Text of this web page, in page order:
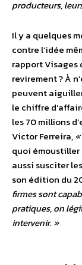
producteurs,
Il y a quelques
contre l’idée
rapport Visages
revirement ? À
peuvent
le chiffre
les 70 millions
Victor Ferreira,
quoi
aussi susciter
son édition du
firmes sont
pratiques, on
intervenir. »